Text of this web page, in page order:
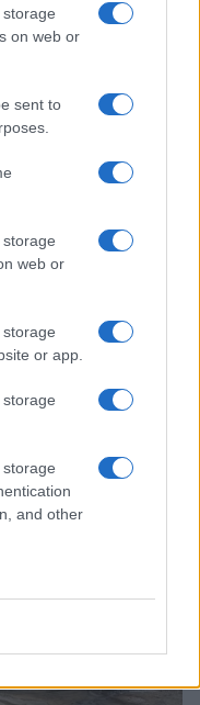
on web or
sent to
web or
or app.
and other
che hanno